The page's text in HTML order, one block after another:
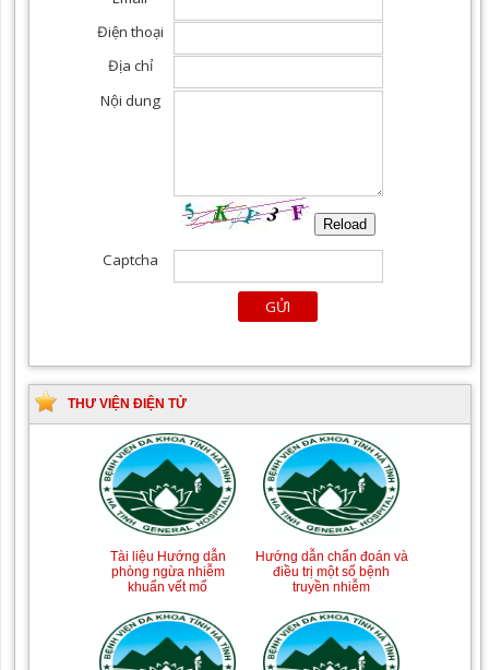
THƯ VIỆN ĐIỆN TỬ
Tài liệu Hướng dẫn
phòng ngừa nhiễm
khuẩn vết mổ
Hướng dẫn chẩn đoán và
điều trị một số bệnh
truyền nhiễm